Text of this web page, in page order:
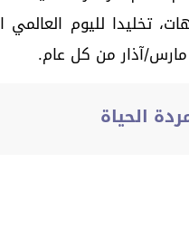
تخليدا لليوم العالمي
الحياة